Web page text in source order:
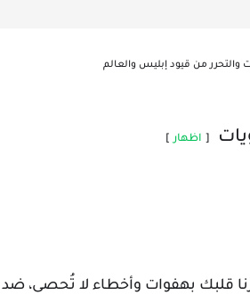
والتحرر من قيود إبليس والعالم
اظهار
قلبك بهفوات وأخطاء لا تُحصى،